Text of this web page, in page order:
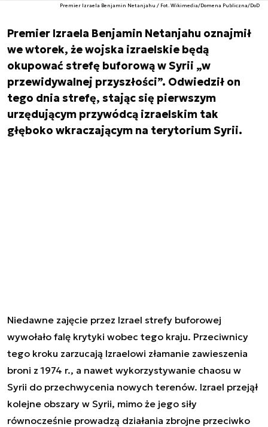
Premier Izraela Benjamin Netanjahu / Fot. Wikimedia/Domena Publiczna/DoD
Premier Izraela Benjamin Netanjahu oznajmił
we wtorek, że wojska izraelskie będą
okupować strefę buforową w Syrii „w
przewidywalnej przyszłości”. Odwiedził on
tego dnia strefę, stając się pierwszym
urzędującym przywódcą izraelskim tak
głęboko wkraczającym na terytorium Syrii.
Niedawne zajęcie przez Izrael strefy buforowej
wywołało falę krytyki wobec tego kraju. Przeciwnicy
tego kroku zarzucają Izraelowi złamanie zawieszenia
broni z 1974 r., a nawet wykorzystywanie chaosu w
Syrii do przechwycenia nowych terenów. Izrael przejął
kolejne obszary w Syrii, mimo że jego siły
równocześnie prowadzą działania zbrojne przeciwko